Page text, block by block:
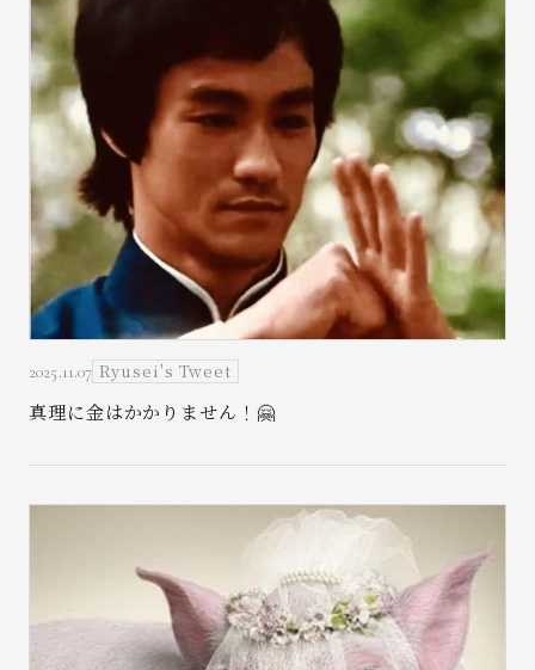
お問い合わせ
2025.11.07 Ryusei's Tweet
真理に金はかかりません！🤗